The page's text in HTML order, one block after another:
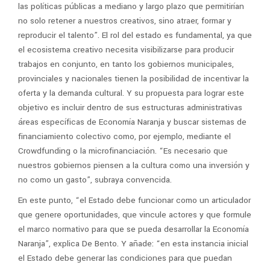
las políticas públicas a mediano y largo plazo que permitirían
no solo retener a nuestros creativos, sino atraer, formar y
reproducir el talento”. El rol del estado es fundamental, ya que
el ecosistema creativo necesita visibilizarse para producir
trabajos en conjunto, en tanto los gobiernos municipales,
provinciales y nacionales tienen la posibilidad de incentivar la
oferta y la demanda cultural. Y su propuesta para lograr este
objetivo es incluir dentro de sus estructuras administrativas
áreas específicas de Economía Naranja y buscar sistemas de
financiamiento colectivo como, por ejemplo, mediante el
Crowdfunding o la microfinanciación. “Es necesario que
nuestros gobiernos piensen a la cultura como una inversión y
no como un gasto”, subraya convencida.
En este punto, “el Estado debe funcionar como un articulador
que genere oportunidades, que vincule actores y que formule
el marco normativo para que se pueda desarrollar la Economía
Naranja”, explica De Bento. Y añade: “en esta instancia inicial
el Estado debe generar las condiciones para que puedan